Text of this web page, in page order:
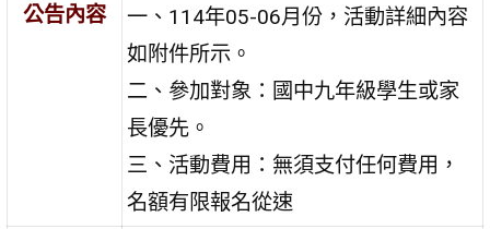
公告內容
一、114年05-06月份，活動詳細內容
如附件所示。
二、參加對象：國中九年級學生或家
長優先。
三、活動費用：無須支付任何費用，
名額有限報名從速